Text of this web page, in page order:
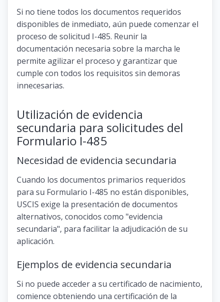
Si no tiene todos los documentos requeridos
disponibles de inmediato, aún puede comenzar el
proceso de solicitud I-485. Reunir la
documentación necesaria sobre la marcha le
permite agilizar el proceso y garantizar que
cumple con todos los requisitos sin demoras
innecesarias.
Utilización de evidencia
secundaria para solicitudes del
Formulario I-485
Necesidad de evidencia secundaria
Cuando los documentos primarios requeridos
para su Formulario I-485 no están disponibles,
USCIS exige la presentación de documentos
alternativos, conocidos como "evidencia
secundaria", para facilitar la adjudicación de su
aplicación.
Ejemplos de evidencia secundaria
Si no puede acceder a su certificado de nacimiento,
comience obteniendo una certificación de la